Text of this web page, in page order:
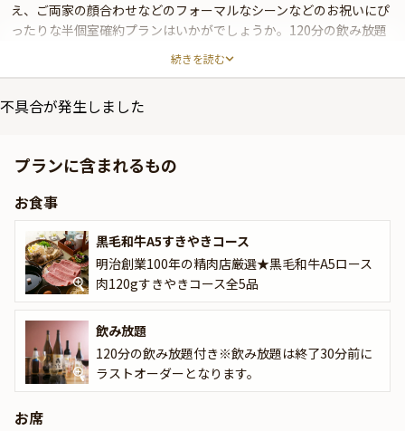
え、ご両家の顔合わせなどのフォーマルなシーンなどのお祝いにぴ
ったりな半個室確約プランはいかがでしょうか。120分の飲み放題
付き、最大16名様まで個室確定のお祝いプランです。
で、店内にはあたたかなくつろぎ空間が広がります。幅広い世代が
しです。
すきやきに使われるのは、明治創業の精肉店が厳選した国産黒毛和
牛A5ロース肉。そして肉質の良さを引き立てるのは手作りの醤油と
赤酒、出汁を合わせたこだわりの割下です。柔らかくジューシーに
煮込まれたお肉をコクと旨みが凝縮された蘭王たまごに絡めて口に
入れれば、あまりの美味しさに笑顔が溢れてしまいます。
快適に過ごせる半個室は、プライベート感を大切にしながらのお食
事をお楽しみいただけるくつろぎ空間。ぬくもり溢れる居心地の良
い大人の隠れ家で、大切な仲間との心温まる美食のひとときをお過
ごしください。
さらに本プランでは、有料オプションで、主役の方へのサプライズ
続きを読む
不具合が発生しました
プランに含まれるもの
お食事
黒毛和牛A5すきやきコース
明治創業100年の精肉店厳選★黒毛和牛A5ロース
肉120gすきやきコース全5品
飲み放題
120分の飲み放題付き※飲み放題は終了30分前に
ラストオーダーとなります。
お席